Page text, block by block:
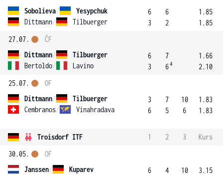
Sobolieva/
Yesypchuk
Dittmann/ Tilbuerger
6
3
6
2
1.85
1.85
27.07.
Dittmann/
Tilbuerger
Bertoldo/ Lavino
ČF
6
3
7
64
1.66
2.10
25.07.
Dittmann/
Tilbuerger
Cembranos/ Vinahradava
OF
3
6
7
5
10
6
1.83
1.83
Troisdorf ITF 1 2 3
Kurs
30.05.
Janssen/
Kuparev
OF
6
4
10
3.15